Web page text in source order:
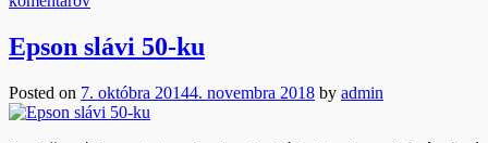
Epson slávi 50-ku
Posted on 7. októbra 20144. novembra 2018 by admin